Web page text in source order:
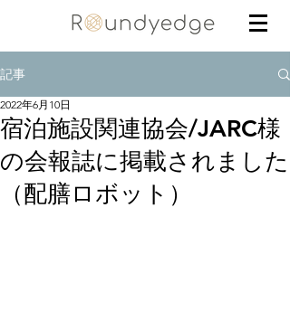
記事
宿泊施設関連協会/JARC様
の会報誌に掲載されました
（配膳ロボット）
2022年6月10日